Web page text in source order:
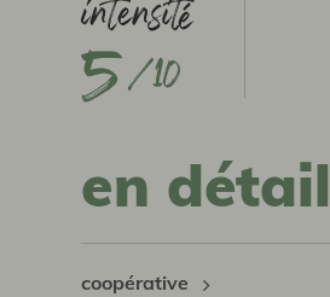
5
en détail
coopérative